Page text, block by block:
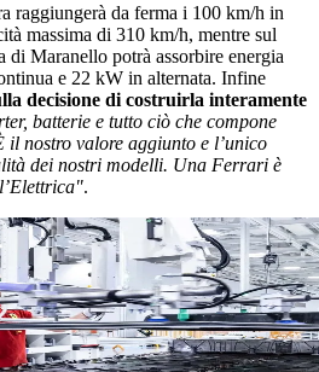
raggiungerà da ferma i 100 km/h in
massima di 310 km/h, mentre sul
di Maranello potrà assorbire energia
e 22 kW in alternata. Infine
decisione di costruirla interamente
batterie e tutto ciò che compone
il nostro valore aggiunto e l’unico
dei nostri modelli. Una Ferrari è
.